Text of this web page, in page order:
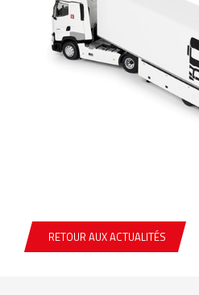
RETOUR AUX ACTUALITÉS